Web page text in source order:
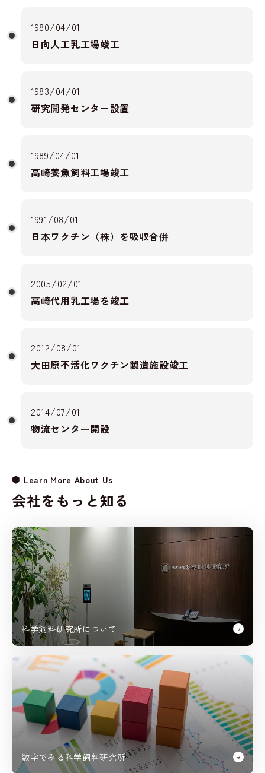
1980/04/01
日向人工乳工場竣工
1983/04/01
研究開発センター設置
1989/04/01
高崎養魚飼料工場竣工
1991/08/01
日本ワクチン（株）を吸収合併
2005/02/01
高崎代用乳工場を竣工
2012/08/01
大田原不活化ワクチン製造施設竣工
2014/07/01
物流センター開設
Learn More About Us
会社をもっと知る
科学飼料研究所について
数字でみる科学飼料研究所